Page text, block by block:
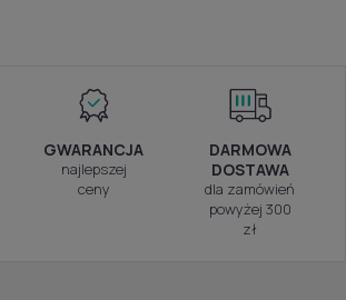
GWARANCJA
najlepszej
ceny
DARMOWA
DOSTAWA
dla zamówień
powyżej 300
zł